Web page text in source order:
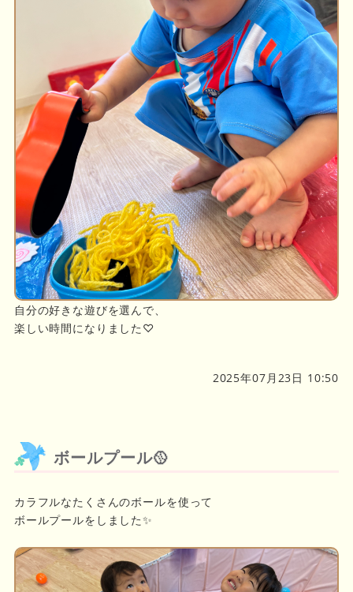
自分の好きな遊びを選んで、
楽しい時間になりました♡
2025年07月23日 10:50
ボールプール🥎
カラフルなたくさんのボールを使って
ボールプールをしました✨